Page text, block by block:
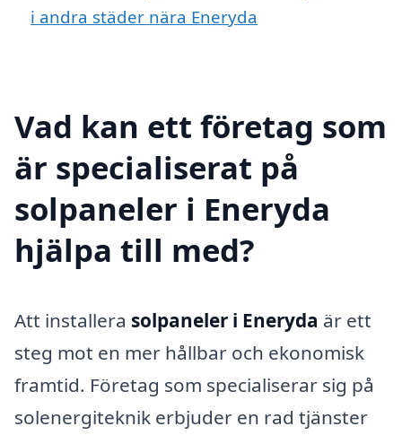
i andra städer nära Eneryda
Vad kan ett företag som
är specialiserat på
solpaneler i Eneryda
hjälpa till med?
Att installera solpaneler i Eneryda är ett
steg mot en mer hållbar och ekonomisk
framtid. Företag som specialiserar sig på
solenergiteknik erbjuder en rad tjänster